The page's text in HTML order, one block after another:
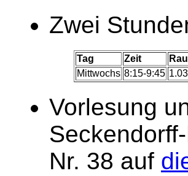
Zwei
Tag Zeit
Mittwochs 8:15-9:45 1.03
Vorlesung
Nr. 38 auf